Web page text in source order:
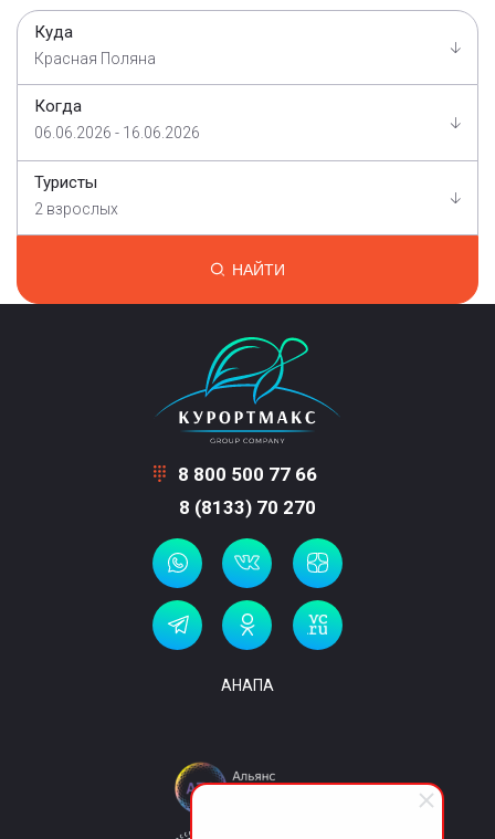
Куда
Красная Поляна
Когда
06.06.2026 - 16.06.2026
Туристы
2 взрослых
НАЙТИ
8 800 500 77 66
8 (8133) 70 270
АНАПА